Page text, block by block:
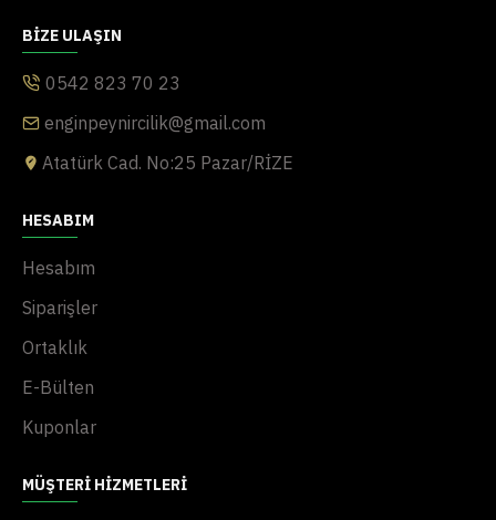
BIZE ULAŞIN
0542 823 70 23
enginpeynircilik@gmail.com
Atatürk Cad. No:25 Pazar/RİZE
HESABIM
Hesabım
Siparişler
Ortaklık
E-Bülten
Kuponlar
MÜŞTERI HIZMETLERI